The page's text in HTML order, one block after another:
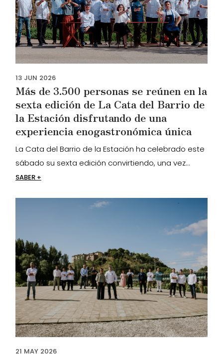
13 JUN 2026
Más de 3.500 personas se reúnen en la
sexta edición de La Cata del Barrio de
la Estación disfrutando de una
experiencia enogastronómica única
La Cata del Barrio de la Estación ha celebrado este
sábado su sexta edición convirtiendo, una vez...
SABER +
21 MAY 2026